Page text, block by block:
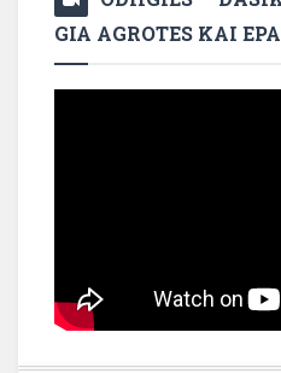
GIA AGROTES KAI